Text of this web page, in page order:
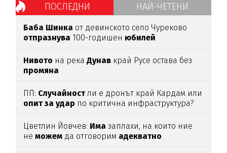
ПОСЛЕДНИ НАЙ-ЧЕТЕНИ
Баба Шинка от девинското село Чуреково
отпразнува 100-годишен юбилей
Нивото на рекаДунав край Русе остава без
промяна
ПП: Случайностли е дронът край Кардам или
опит за удар по критична инфраструктура?
Цветлин Йовчев: Има заплахи, на които ние
неможем да отговорим адекватно